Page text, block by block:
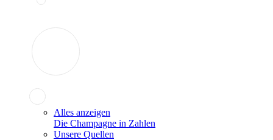
Alles anzeigen
Die Champagne in Zahlen
Unsere Quellen